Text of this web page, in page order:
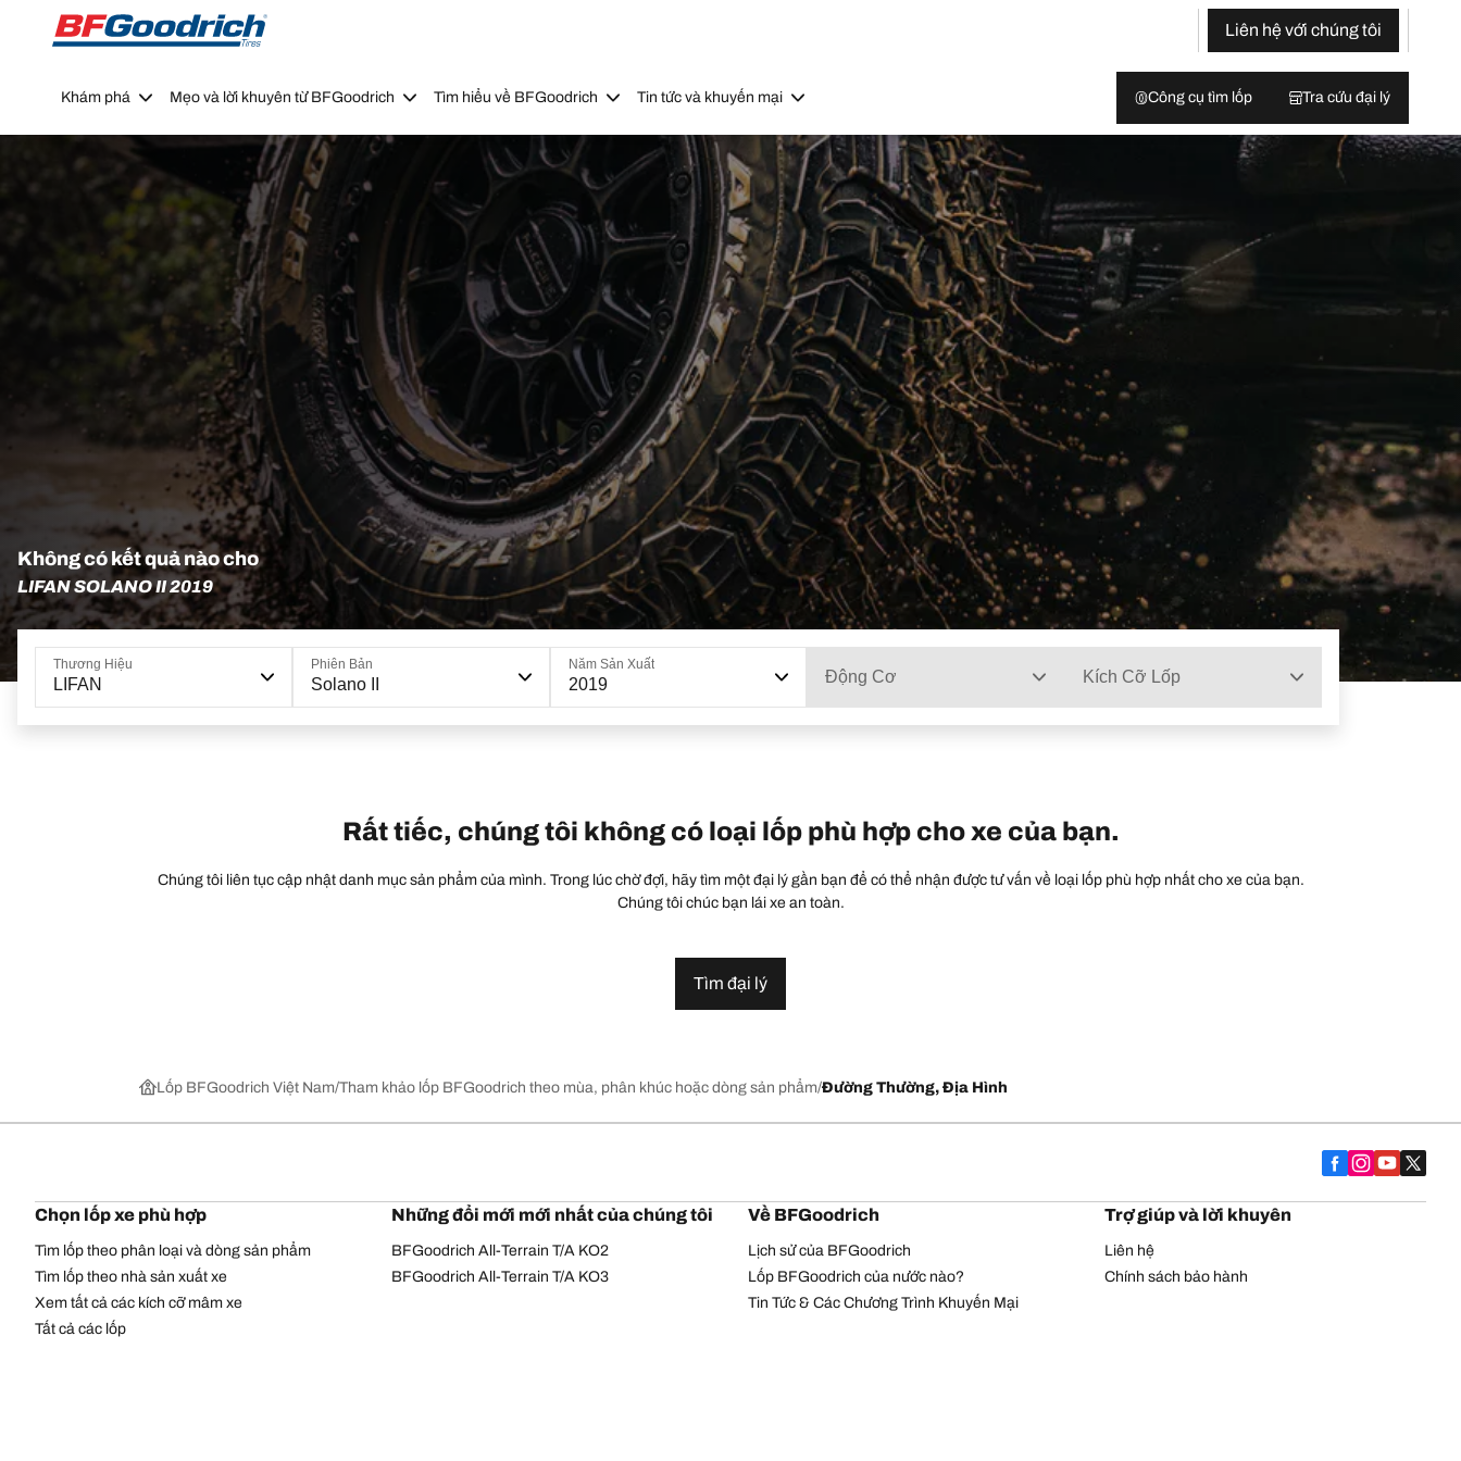
Go to page content
Go to page navigation
Liên hệ với chúng tôi
Khám phá Mẹo và lời khuyên từ BFGoodrich Tìm hiểu về BFGoodrich Tin tức và khuyến mại Công cụ tìm lốp Tra cứu đại lý
Không có kết quả nào cho
LIFAN SOLANO II 2019
Thương Hiệu
LIFAN
Phiên Bản
Solano II
Năm Sản Xuất
2019 Động Cơ Kích Cỡ Lốp
Rất tiếc, chúng tôi không có loại lốp phù hợp cho xe của bạn.
Chúng tôi liên tục cập nhật danh mục sản phẩm của mình. Trong lúc chờ đợi, hãy tìm một đại lý gần bạn để có thể nhận được tư vấn về loại lốp phù hợp nhất cho xe của bạn.
Chúng tôi chúc bạn lái xe an toàn.
Tìm đại lý
Lốp BFGoodrich Việt Nam Tham khảo lốp BFGoodrich theo mùa, phân khúc hoặc dòng sản phẩm Đường Thường, Địa Hình
Chọn lốp xe phù hợp
Tìm lốp theo phân loại và dòng sản phẩm
Tìm lốp theo nhà sản xuất xe
Xem tất cả các kích cỡ mâm xe
Tất cả các lốp
Những đổi mới mới nhất của chúng tôi
BFGoodrich All-Terrain T/A KO2
BFGoodrich All-Terrain T/A KO3
Về BFGoodrich
Lịch sử của BFGoodrich
Lốp BFGoodrich của nước nào?
Tin Tức & Các Chương Trình Khuyến Mại
Trợ giúp và lời khuyên
Liên hệ
Chính sách bảo hành